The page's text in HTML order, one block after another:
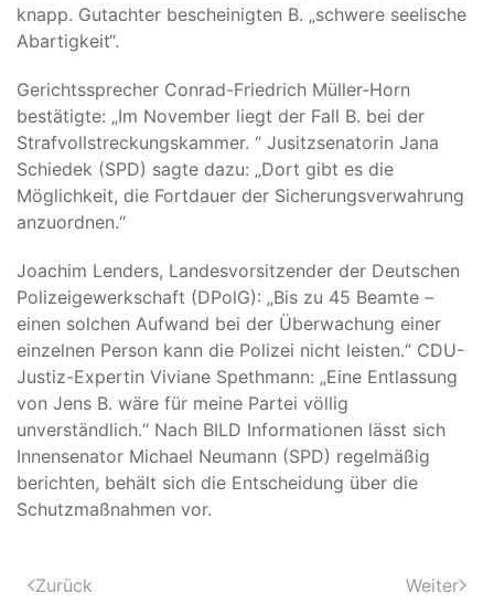
knapp. Gutachter bescheinigten B. „schwere seelische
Abartigkeit“.
Gerichtssprecher Conrad-Friedrich Müller-Horn
bestätigte: „Im November liegt der Fall B. bei der
Strafvollstreckungskammer. “ Jusitzsenatorin Jana
Schiedek (SPD) sagte dazu: „Dort gibt es die
Möglichkeit, die Fortdauer der Sicherungsverwahrung
anzuordnen.“
Joachim Lenders, Landesvorsitzender der Deutschen
Polizeigewerkschaft (DPolG): „Bis zu 45 Beamte –
einen solchen Aufwand bei der Überwachung einer
einzelnen Person kann die Polizei nicht leisten.“ CDU-
Justiz-Expertin Viviane Spethmann: „Eine Entlassung
von Jens B. wäre für meine Partei völlig
unverständlich.“ Nach BILD Informationen lässt sich
Innensenator Michael Neumann (SPD) regelmäßig
berichten, behält sich die Entscheidung über die
Schutzmaßnahmen vor.
Zurück Weiter